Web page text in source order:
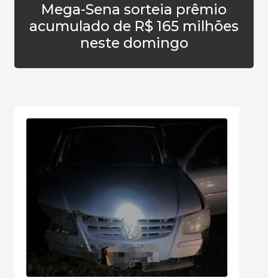
Mega-Sena sorteia prêmio
acumulado de R$ 165 milhões
neste domingo